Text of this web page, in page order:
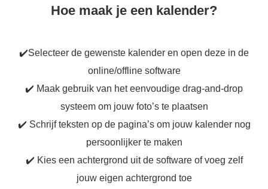
Hoe maak je een kalender?
✔️Selecteer de gewenste kalender en open deze in de
online/offline software
✔️ Maak gebruik van het eenvoudige drag-and-drop
systeem om jouw foto’s te plaatsen
✔️ Schrijf teksten op de pagina’s om jouw kalender nog
persoonlijker te maken
✔️ Kies een achtergrond uit de software of voeg zelf
jouw eigen achtergrond toe